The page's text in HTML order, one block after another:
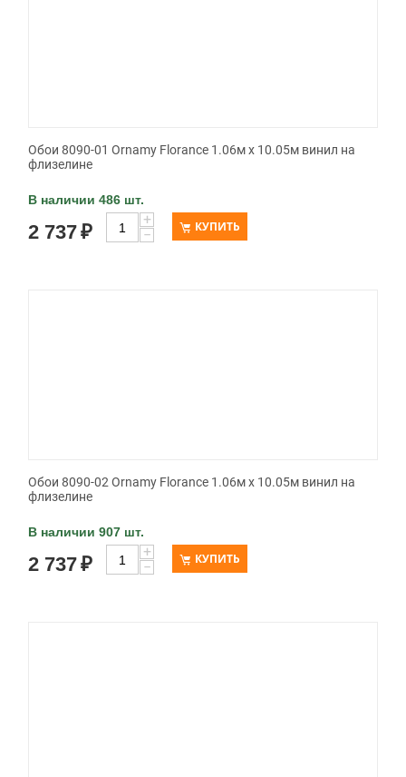
Обои 8090-01 Ornamy Florance 1.06м x 10.05м винил на
флизелине
В наличии 486 шт.
2 737₽
+
−
КУПИТЬ
Обои 8090-02 Ornamy Florance 1.06м x 10.05м винил на
флизелине
В наличии 907 шт.
2 737₽
+
−
КУПИТЬ